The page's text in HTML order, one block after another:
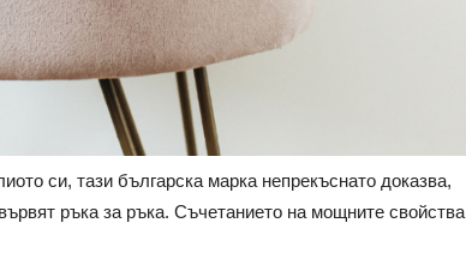
си, тази българска марка непрекъснато доказва,
ръка за ръка. Съчетанието на мощните свойства